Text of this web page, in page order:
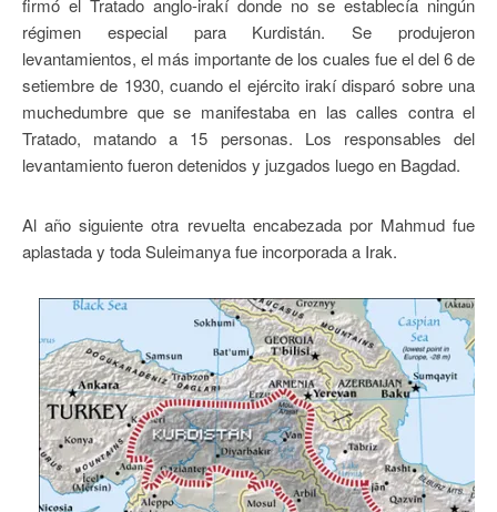
firmó el Tratado anglo-irakí donde no se establecía ningún
régimen especial para Kurdistán. Se produjeron
levantamientos, el más importante de los cuales fue el del 6 de
setiembre de 1930, cuando el ejército irakí disparó sobre una
muchedumbre que se manifestaba en las calles contra el
Tratado, matando a 15 personas. Los responsables del
levantamiento fueron detenidos y juzgados luego en Bagdad.
Al año siguiente otra revuelta encabezada por Mahmud fue
aplastada y toda Suleimanya fue incorporada a Irak.